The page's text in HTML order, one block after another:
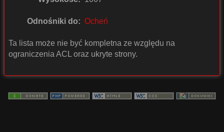
Odnośniki do: Ocheń
Ta lista może nie być kompletna ze względu na
ograniczenia ACL oraz ukryte strony.